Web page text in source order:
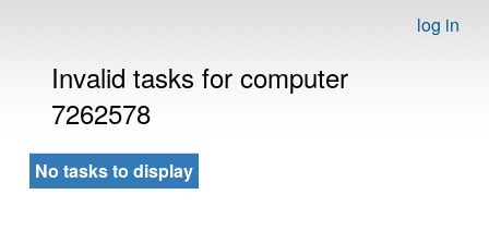
log in
Invalid tasks for computer
7262578
No tasks to display